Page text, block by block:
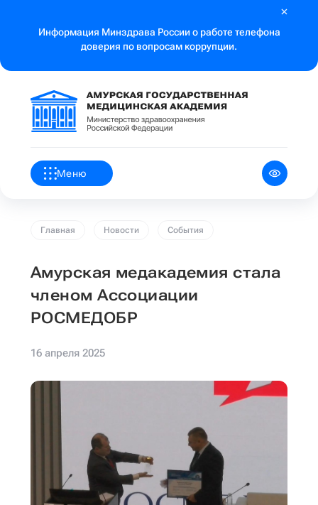
Информация Минздрава России о работе телефона
доверия по вопросам коррупции.
Меню
Главная Новости События
Амурская медакадемия стала
членом Ассоциации
РОСМЕДОБР
16 апреля 2025